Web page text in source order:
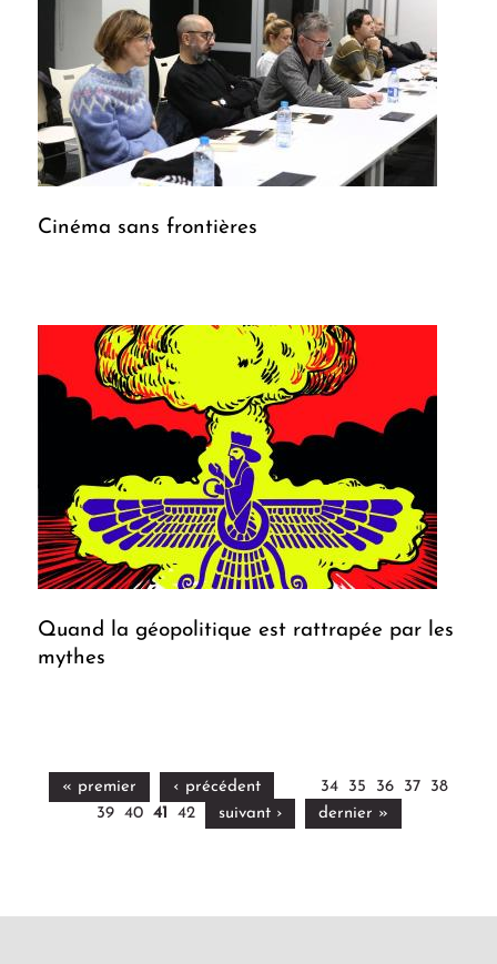
Cinéma sans frontières
Quand la géopolitique est rattrapée par les
mythes
« premier ‹ précédent 34 35 36 37
38
39
40 41 42 suivant › dernier »